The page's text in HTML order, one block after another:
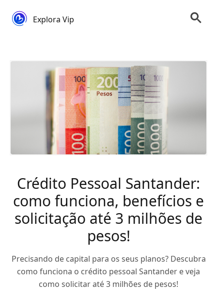
Explora Vip
Crédito Pessoal Santander:
como funciona, benefícios e
solicitação até 3 milhões de
pesos!
Precisando de capital para os seus planos? Descubra
como funciona o crédito pessoal Santander e veja
como solicitar até 3 milhões de pesos!